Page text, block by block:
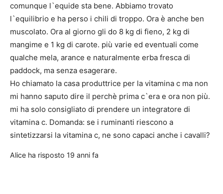
comunque l`equide sta bene. Abbiamo trovato
l`equilibrio e ha perso i chili di troppo. Ora è anche ben
muscolato. Ora al giorno gli do 8 kg di fieno, 2 kg di
mangime e 1 kg di carote. più varie ed eventuali come
qualche mela, arance e naturalmente erba fresca di
paddock, ma senza esagerare.
Ho chiamato la casa produttrice per la vitamina c ma non
mi hanno saputo dire il perchè prima c`era e ora non più.
mi ha solo consigliato di prendere un integratore di
vitamina c. Domanda: se i ruminanti riescono a
sintetizzarsi la vitamina c, ne sono capaci anche i cavalli?
Alice ha risposto 19 anni fa